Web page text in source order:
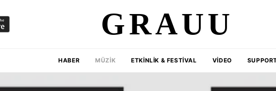
GRAUU
HABER MÜZIK ETKINLIK & FESTIVAL VIDEO